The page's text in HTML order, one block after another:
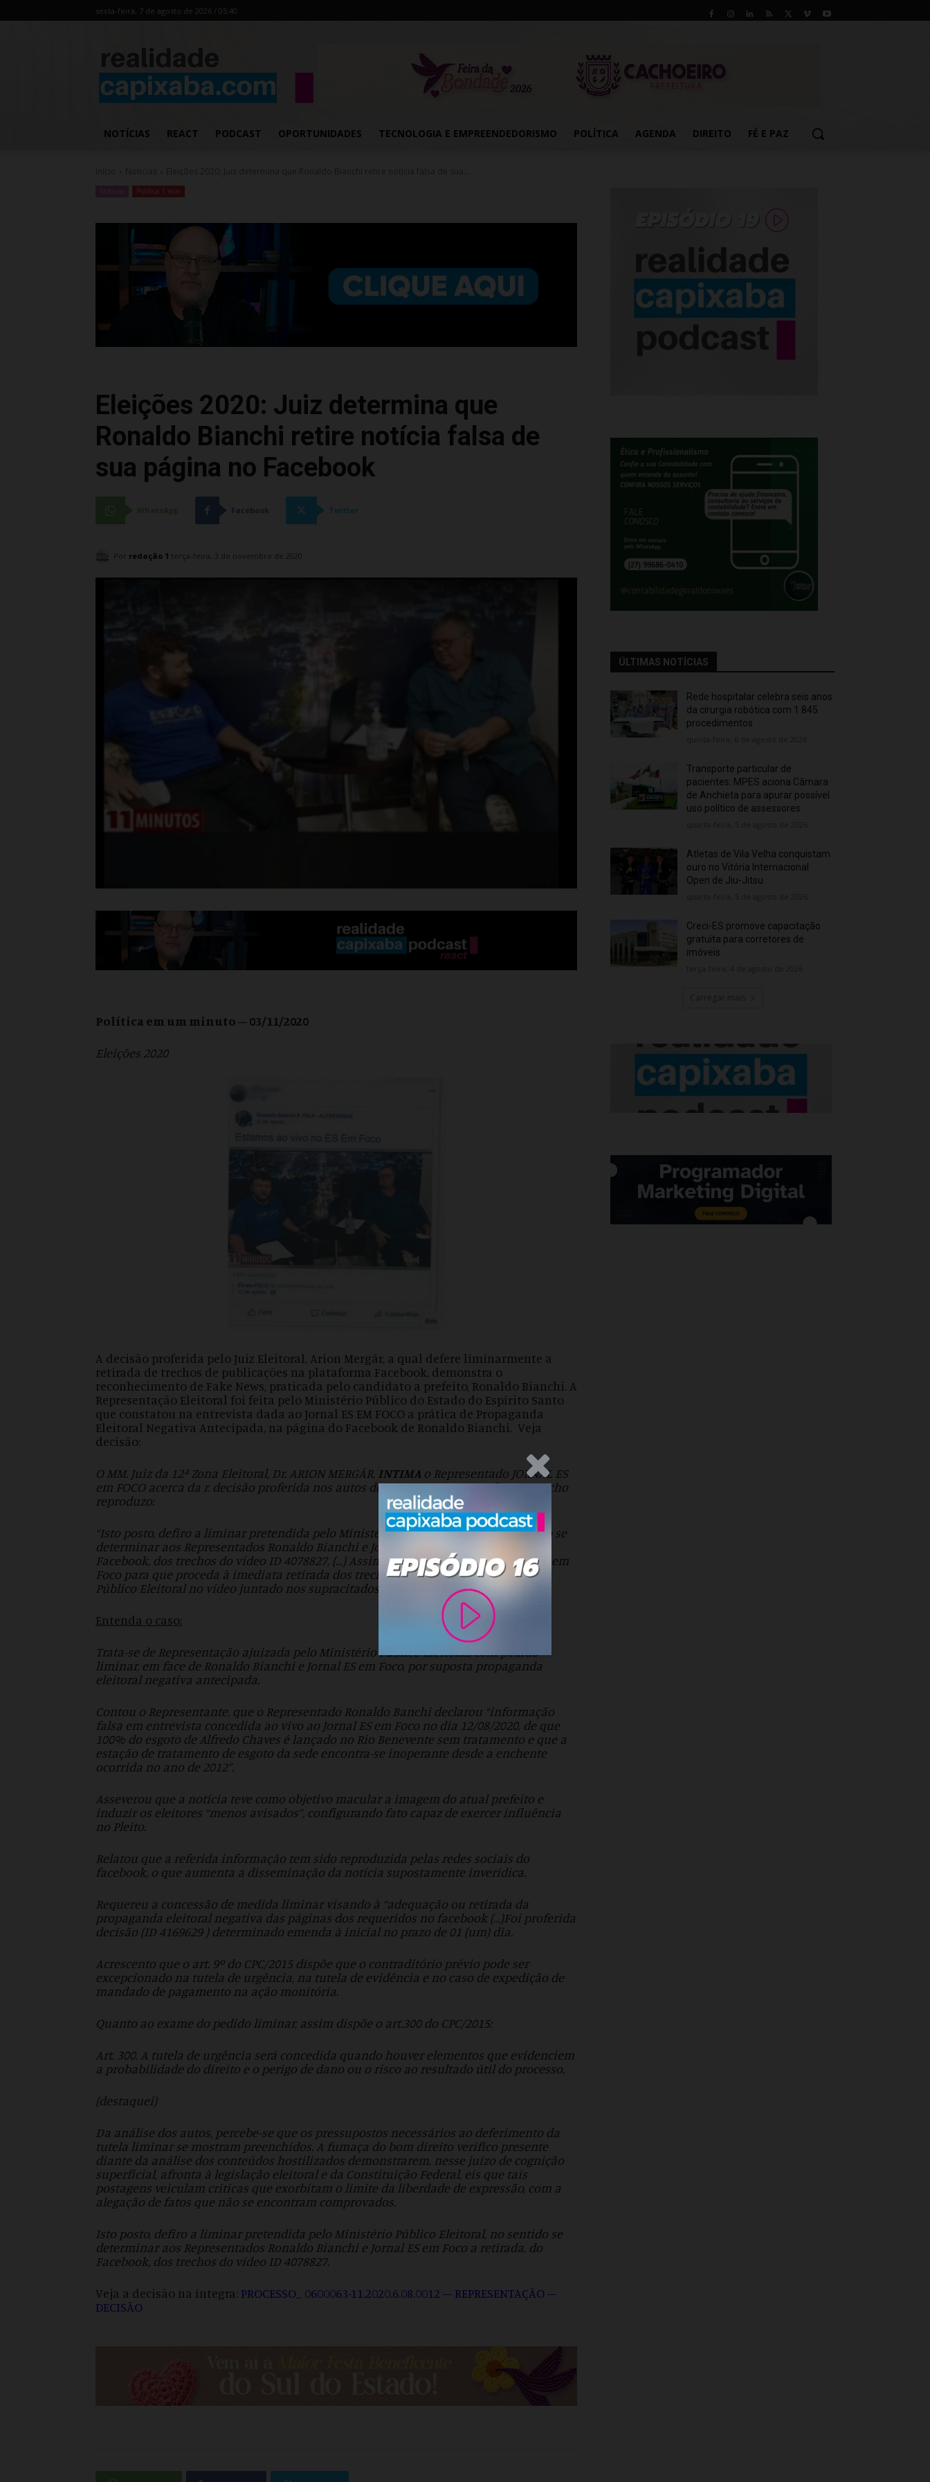
sexta-feira, 7 de agosto de 2026 / 05:40
NOTÍCIAS REACT PODCAST OPORTUNIDADES TECNOLOGIA E EMPREENDEDORISMO POLÍTICA AGENDA DIREITO FÉ E PAZ
Politica 1 min
Eleições 2020: Juiz determina que
Ronaldo Bianchi retire notícia falsa de
sua página no Facebook
Facebook Twitter
Por redação 1 terça-feira, 3 de novembro de 2020
Política em um minuto – 03/11/2020
Eleições 2020
A decisão proferida pelo Juiz Eleitoral, Arion Mergár, a qual defere liminarmente a
retirada de trechos de publicações na plataforma Facebook, demonstra o
reconhecimento de Fake News, praticada pelo candidato a prefeito, Ronaldo Bianchi. A
Representação Eleitoral foi feita pelo Ministério Público do Estado do Espírito Santo
que constatou na entrevista dada ao Jornal ES EM FOCO a prática de Propaganda
Eleitoral Negativa Antecipada, na página do Facebook de Ronaldo Bianchi. Veja
decisão:
O MM. Juiz da 12ª Zona Eleitoral, Dr. ARION MERGÁR, INTIMA o Representado JORNAL ES
em FOCO acerca da r. decisão proferida nos autos do processo em epígrafe, cujo trecho
reproduzo:
“Isto posto, defiro a liminar pretendida pelo Ministério Público Eleitoral, no sentido se
determinar aos Representados Ronaldo Bianchi e Jornal ES em Foco a retirada, do
Facebook, dos trechos do vídeo ID 4078827, (…) Assim sendo, determino ao Jornal ES em
Foco para que proceda à imediata retirada dos trechos indicados pelo Ministério
Público Eleitoral no vídeo juntado nos supracitados autos (ID 4078827), (…)
Entenda o caso:
Trata-se de Representação ajuizada pelo Ministério Público Eleitoral, com pedido
liminar, em face de Ronaldo Bianchi e Jornal ES em Foco, por suposta propaganda
eleitoral negativa antecipada.
Contou o Representante, que o Representado Ronaldo Banchi declarou “informação
falsa em entrevista concedida ao vivo ao Jornal ES em Foco no dia 12/08/2020, de que
100% do esgoto de Alfredo Chaves é lançado no Rio Benevente sem tratamento e que a
estação de tratamento de esgoto da sede encontra-se inoperante desde a enchente
ocorrida no ano de 2012”.
Asseverou que a notícia teve como objetivo macular a imagem do atual prefeito e
induzir os eleitores “menos avisados”, configurando fato capaz de exercer influência
no Pleito.
Relatou que a referida informação tem sido reproduzida pelas redes sociais do
facebook, o que aumenta a disseminação da notícia supostamente inverídica.
Requereu a concessão de medida liminar visando à “adequação ou retirada da
propaganda eleitoral negativa das páginas dos requeridos no facebook (…)Foi proferida
decisão (ID 4169629 ) determinado emenda à inicial no prazo de 01 (um) dia.
Acrescento que o art. 9º do CPC/2015 dispõe que o contraditório prévio pode ser
excepcionado na tutela de urgência, na tutela de evidência e no caso de expedição de
mandado de pagamento na ação monitória.
Quanto ao exame do pedido liminar, assim dispõe o art.300 do CPC/2015:
Art. 300. A tutela de urgência será concedida quando houver elementos que evidenciem
a probabilidade do direito e o perigo de dano ou o risco ao resultado útil do processo.
(destaquei)
Da análise dos autos, percebe-se que os pressupostos necessários ao deferimento da
tutela liminar se mostram preenchidos. A fumaça do bom direito verifico presente
diante da análise dos conteúdos hostilizados demonstrarem, nesse juízo de cognição
superficial, afronta à legislação eleitoral e da Constituição Federal, eis que tais
postagens veiculam críticas que exorbitam o limite da liberdade de expressão, com a
alegação de fatos que não se encontram comprovados.
Isto posto, defiro a liminar pretendida pelo Ministério Público Eleitoral, no sentido se
determinar aos Representados Ronaldo Bianchi e Jornal ES em Foco a retirada, do
Facebook, dos trechos do vídeo ID 4078827.
Veja a decisão na íntegra: PROCESSO_ 0600063-11.2020.6.08.0012 – REPRESENTAÇÃO –
DECISÃO
ÚLTIMAS NOTÍCIAS
Rede hospitalar celebra seis anos
da cirurgia robótica com 1.845
procedimentos
Transporte particular de
pacientes: MPES aciona Câmara
de Anchieta para apurar possível
uso político de assessores
Atletas de Vila Velha conquistam
ouro no Vitória Internacional
Open de Jiu-Jitsu
Creci-ES promove capacitação
gratuita para corretores de
imóveis